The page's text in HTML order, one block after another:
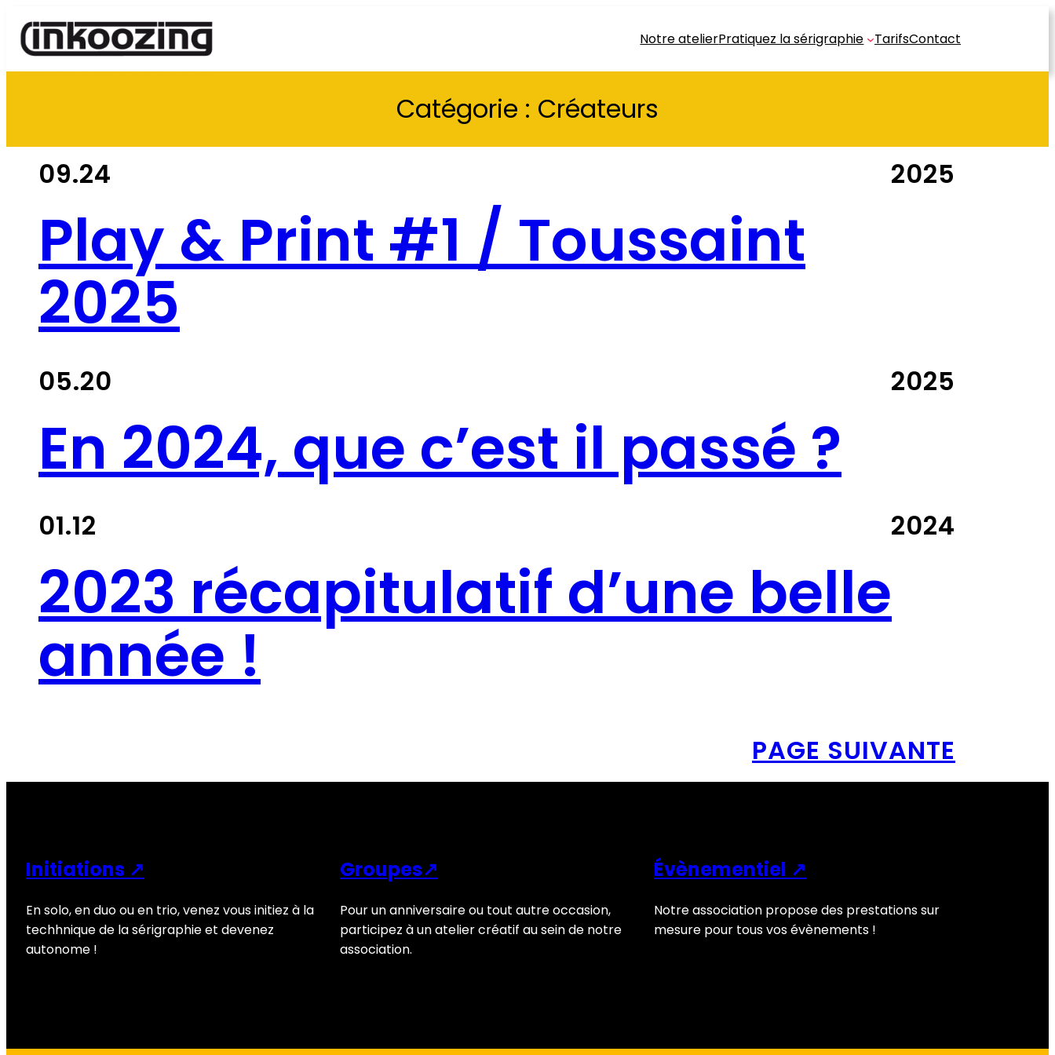
Notre atelierPratiquez la sérigraphie TarifsContact
Catégorie : Créateurs
09.24
2025
Play & Print #1 / Toussaint
2025
05.20 2025
En 2024, que c’est il passé ?
01.12 2024
2023 récapitulatif d’une belle
année !
PAGE SUIVANTE
Initiations ↗
En solo, en duo ou en trio, venez vous initiez à la
techhnique de la sérigraphie et devenez
autonome !
Groupes↗
Pour un anniversaire ou tout autre occasion,
participez à un atelier créatif au sein de notre
association.
Évènementiel ↗
Notre association propose des prestations sur
mesure pour tous vos évènements !